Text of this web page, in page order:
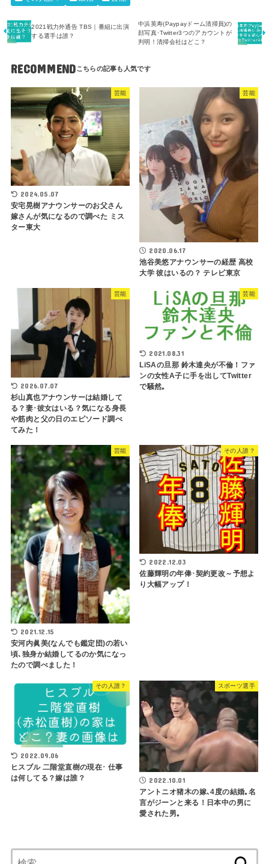
2021戦力外通告 TBS｜番組に出演
する選手は誰？
中浜英寿(Paypayドーム清掃員)の
顔写真･Twitter3つのアカウントが
判明！清掃会社はどこ？
RECOMMEND
芸能
2024.05.07
安宅晃樹アナウンサーのお父さん
嫁さんが気になるので調べた ミス
ター東大
芸能
2020.06.17
池谷美悠アナウンサーの経歴 高校
大学 彼はいるの？ テレビ東京
芸能
2026.07.07
杉山真也アナウンサーは結婚して
る？妻･彼女はいる？気になる身長
や筋肉と父の日のエピソード調べ
てみた！
芸能
2021.08.31
LiSAの旦那 鈴木達央が不倫！ファ
ンの女性A子に手を出してTwitter
で騒然｡
芸能
2021.12.15
安河内眞美(なんでも鑑定団)の若い
頃､独身か結婚してるのか気になっ
たので調べました！
その人誰？
2022.12.03
佐藤輝明の年俸･契約更改～予想よ
り大幅アップ！
その人誰？
2022.09.06
ヒスブル 二階堂直樹の現在･ 仕事
は何してる？嫁は誰？
スポーツ選手
2022.10.01
アントニオ猪木の嫁､4度の結婚｡名
言がジーンと来る！日本中の男に
愛された男｡